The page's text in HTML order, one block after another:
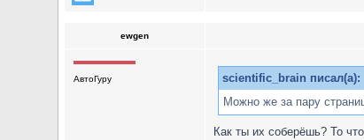
ewgen
АвтоГуру
scientific_brain писал(а):
Можно же за пару
Как ты их соберёшь? То